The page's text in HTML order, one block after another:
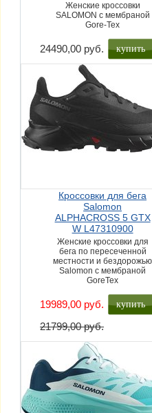
Женские кроссовки
SALOMON с мембраной
Gore-Tex
24490,00 руб. купить
Кроссовки для бега
Salomon
ALPHACROSS 5 GTX
W L47310900
Женские кроссовки для
бега по пересеченной
местности и бездорожью
Salomon с мембраной
GoreTex
19989,00 руб.
21799,00 руб.
купить